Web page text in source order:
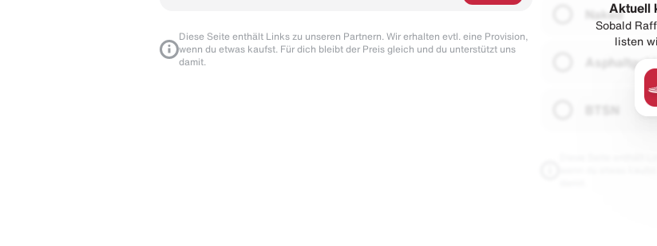
Diese Seite enthält Links zu unseren Partnern. Wir erhalten evtl. eine Provision,
wenn du etwas kaufst. Für dich bleibt der Preis gleich und du unterstützt uns
damit.
Naked
Asphaltgold
Aktuell
Sobald
listen